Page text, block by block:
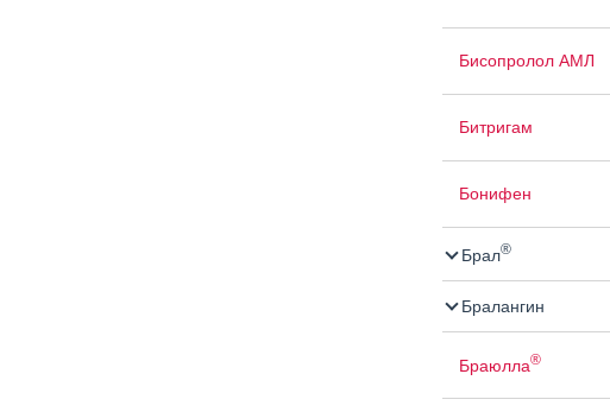
Бисопролол АМЛ
Битригам
Бонифен
Брал®
Бралангин
Браюлла®